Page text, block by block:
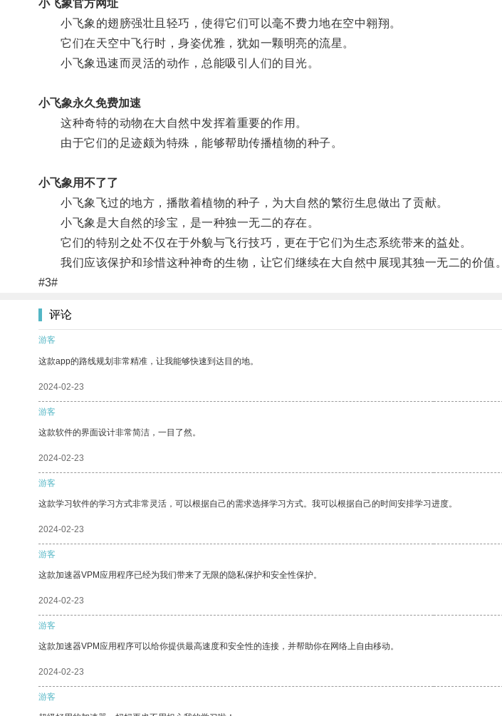
小飞象官方网址
小飞象的翅膀强壮且轻巧，使得它们可以毫不费力地在空中翱翔。
它们在天空中飞行时，身姿优雅，犹如一颗明亮的流星。
小飞象迅速而灵活的动作，总能吸引人们的目光。
小飞象永久免费加速
这种奇特的动物在大自然中发挥着重要的作用。
由于它们的足迹颇为特殊，能够帮助传播植物的种子。
小飞象用不了了
小飞象飞过的地方，播散着植物的种子，为大自然的繁衍生息做出了贡献。
小飞象是大自然的珍宝，是一种独一无二的存在。
它们的特别之处不仅在于外貌与飞行技巧，更在于它们为生态系统带来的益处。
我们应该保护和珍惜这种神奇的生物，让它们继续在大自然中展现其独一无二的价值。
#3#
评论
游客
这款app的路线规划非常精准，让我能够快速到达目的地。
2024-02-23
游客
这款软件的界面设计非常简洁，一目了然。
2024-02-23
游客
这款学习软件的学习方式非常灵活，可以根据自己的需求选择学习方式。我可以根据自己的时间安排学习进度。
2024-02-23
游客
这款加速器VPM应用程序已经为我们带来了无限的隐私保护和安全性保护。
2024-02-23
游客
这款加速器VPM应用程序可以给你提供最高速度和安全性的连接，并帮助你在网络上自由移动。
2024-02-23
游客